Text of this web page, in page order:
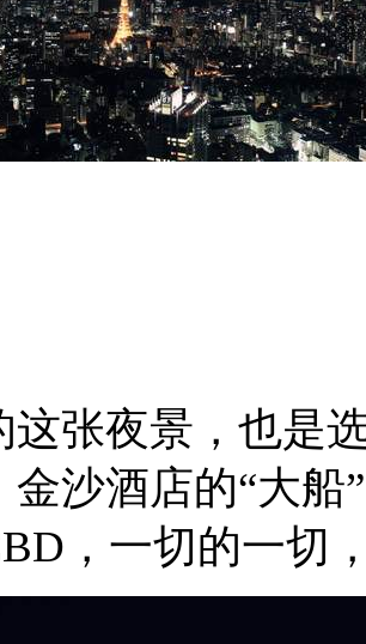
这张夜景，也是
金沙酒店的“大
，一切的一切